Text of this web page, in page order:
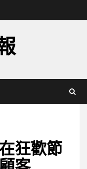
狂歡節